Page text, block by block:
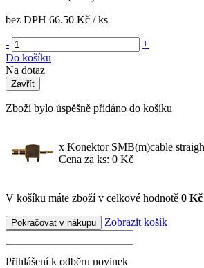
bez DPH 66.50 Kč / ks
-
+
Do košíku
Na dotaz
Zavřít
Zboží bylo úspěšně přidáno do košíku
x Konektor SMB(m)cable
Cena za ks: 0 Kč
V košíku máte zboží v celkové hodnotě 0
Pokračovat v nákupu Zobrazit košík
Přihlášení k odběru novinek